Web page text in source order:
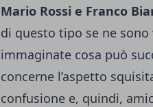
Mario Rossi e Franco
di questo tipo se ne
immaginate cosa può
concerne l’aspetto
confusione e, quindi,